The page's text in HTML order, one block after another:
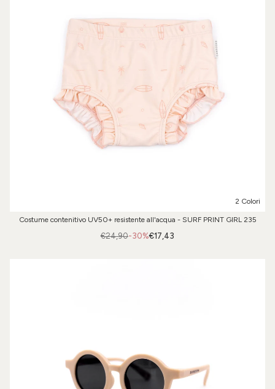
2 Colori
Costume contenitivo UV50+ resistente all'acqua - SURF PRINT GIRL 235
-30%
€24,90 €17,43